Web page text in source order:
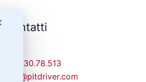
Contatti
329-30.78.513
info@pitdriver.com